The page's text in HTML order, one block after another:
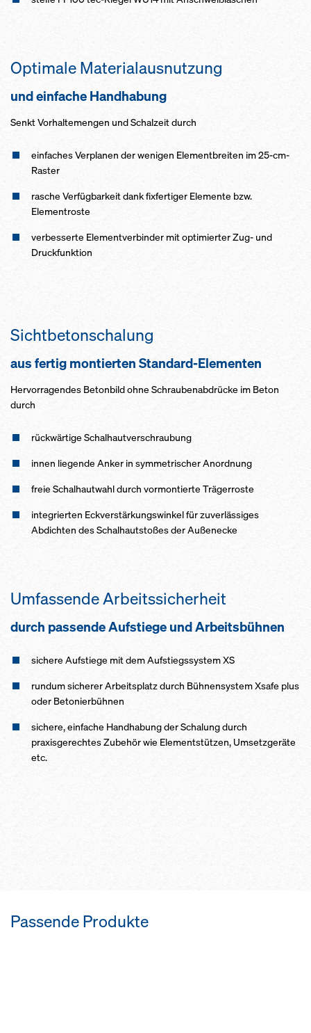
Optimale Materialausnutzung
und einfache Handhabung
Senkt Vorhaltemengen und Schalzeit durch
einfaches Verplanen der wenigen Elementbreiten im 25-cm-
Raster
rasche Verfügbarkeit dank fixfertiger Elemente bzw.
Elementroste
verbesserte Elementverbinder mit optimierter Zug- und
Druckfunktion
Sichtbetonschalung
aus fertig montierten Standard-Elementen
Hervorragendes Betonbild ohne Schraubenabdrücke im Beton
durch
rückwärtige Schalhautverschraubung
innen liegende Anker in symmetrischer Anordnung
freie Schalhautwahl durch vormontierte Trägerroste
integrierten Eckverstärkungswinkel für zuverlässiges
Abdichten des Schalhautstoßes der Außenecke
Umfassende Arbeitssicherheit
durch passende Aufstiege und Arbeitsbühnen
sichere Aufstiege mit dem Aufstiegssystem XS
rundum sicherer Arbeitsplatz durch Bühnensystem Xsafe plus
oder Betonierbühnen
sichere, einfache Handhabung der Schalung durch
praxisgerechtes Zubehör wie Elementstützen, Umsetz­geräte
etc.
Passende Produkte